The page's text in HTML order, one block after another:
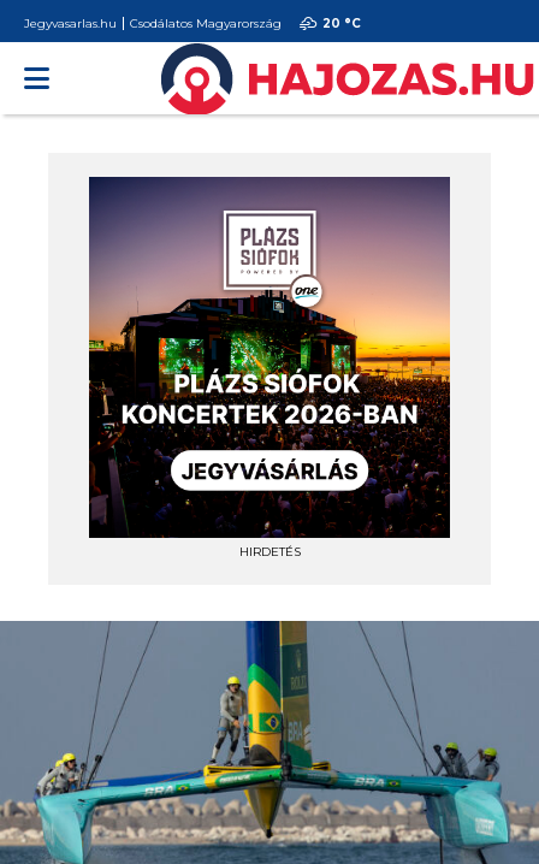
Jegyvasarlas.hu Csodálatos Magyarország 20 °C
HIRDETÉS